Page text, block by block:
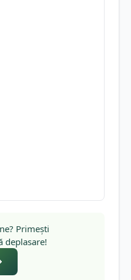
Primești
deplasare!